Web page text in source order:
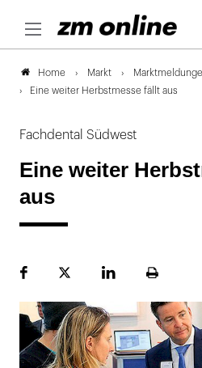
Home Markt
Eine weiter Herbstmesse fällt aus
Fachdental Südwest
Eine weiter
aus
FacebookPlattformLinekdInSeite